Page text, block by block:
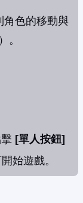
角色的移動與
。
[單人按鈕]
始遊戲。